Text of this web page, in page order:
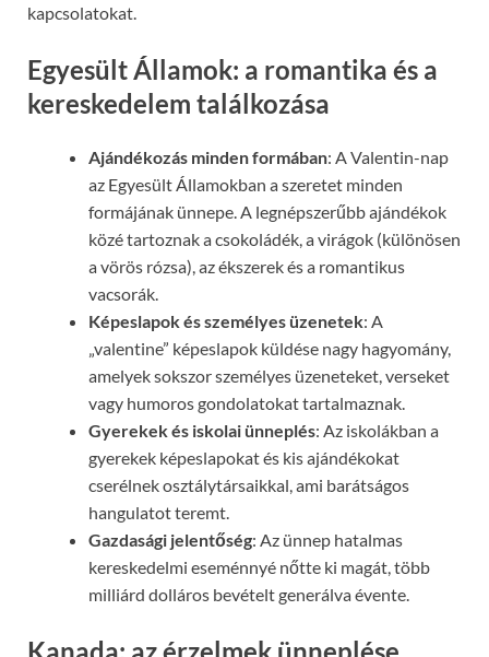
kapcsolatokat.
Egyesült Államok: a romantika és a
kereskedelem találkozása
Ajándékozás minden formában: A Valentin-nap
az Egyesült Államokban a szeretet minden
formájának ünnepe. A legnépszerűbb ajándékok
közé tartoznak a csokoládék, a virágok (különösen
a vörös rózsa), az ékszerek és a romantikus
vacsorák.
Képeslapok és személyes üzenetek: A
„valentine” képeslapok küldése nagy hagyomány,
amelyek sokszor személyes üzeneteket, verseket
vagy humoros gondolatokat tartalmaznak.
Gyerekek és iskolai ünneplés: Az iskolákban a
gyerekek képeslapokat és kis ajándékokat
cserélnek osztálytársaikkal, ami barátságos
hangulatot teremt.
Gazdasági jelentőség: Az ünnep hatalmas
kereskedelmi eseménnyé nőtte ki magát, több
milliárd dolláros bevételt generálva évente.